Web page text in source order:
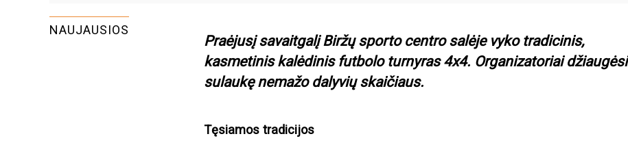
NAUJAUSIOS
Praėjusį savaitgalį Biržų sporto centro salėje vyko tradicinis,
kasmetinis kalėdinis futbolo turnyras 4x4. Organizatoriai džiaugėsi
sulaukę nemažo dalyvių skaičiaus.
Tęsiamos tradicijos